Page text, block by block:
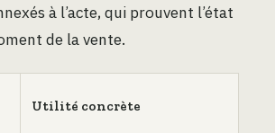
à l’acte, qui prouvent l’état
de la vente.
Utilité concrète